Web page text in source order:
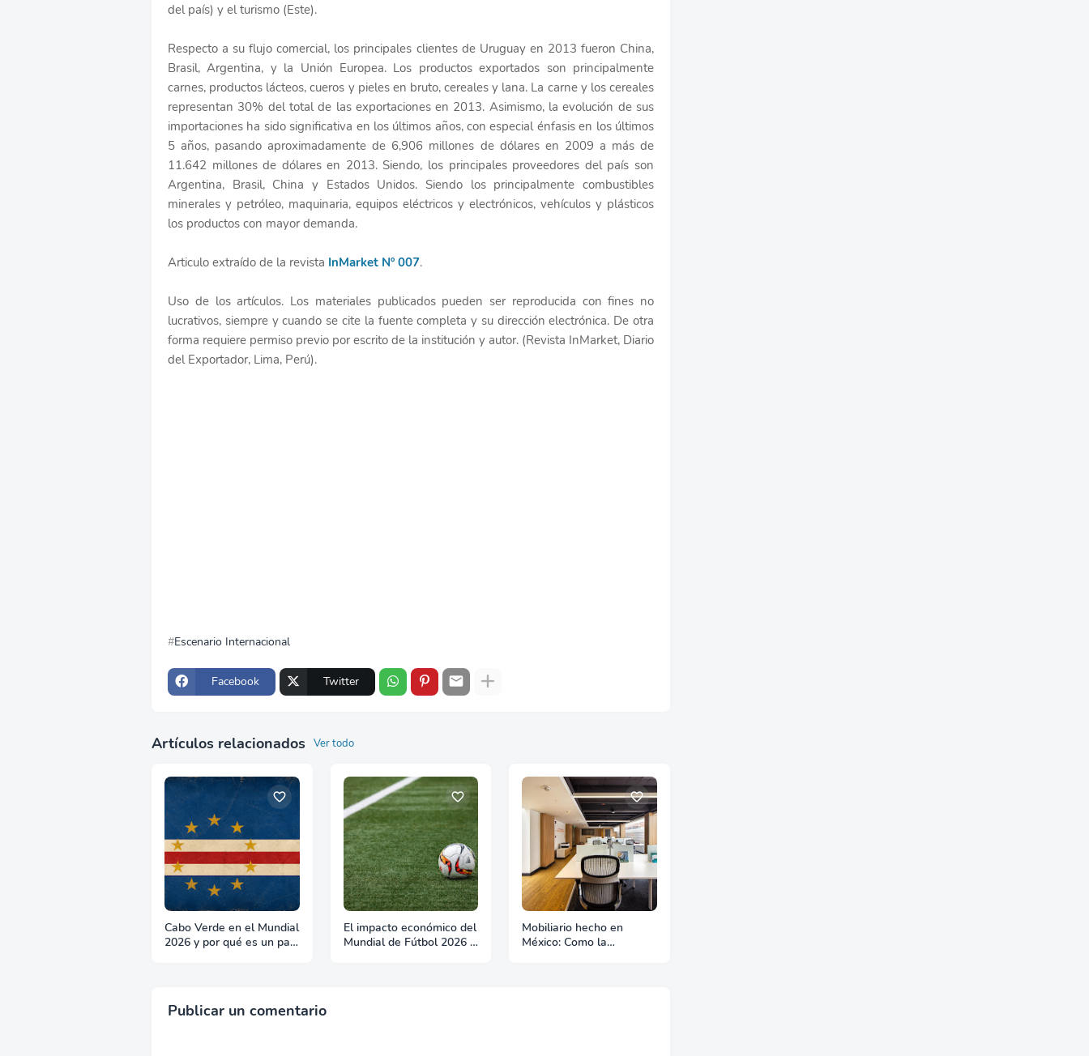
del país) y el turismo (Este).
Respecto a su flujo comercial, los principales clientes de Uruguay en 2013 fueron China,
Brasil, Argentina, y la Unión Europea. Los productos exportados son principalmente
carnes, productos lácteos, cueros y pieles en bruto, cereales y lana. La carne y los cereales
representan 30% del total de las exportaciones en 2013. Asimismo, la evolución de sus
importaciones ha sido significativa en los últimos años, con especial énfasis en los últimos
5 años, pasando aproximadamente de 6,906 millones de dólares en 2009 a más de
11.642 millones de dólares en 2013. Siendo, los principales proveedores del país son
Argentina, Brasil, China y Estados Unidos. Siendo los principalmente combustibles
minerales y petróleo, maquinaria, equipos eléctricos y electrónicos, vehículos y plásticos
los productos con mayor demanda.
Articulo extraído de la revista InMarket Nº 007.
Uso de los artículos. Los materiales publicados pueden ser reproducida con fines no
lucrativos, siempre y cuando se cite la fuente completa y su dirección electrónica. De otra
forma requiere permiso previo por escrito de la institución y autor. (Revista InMarket, Diario
del Exportador, Lima, Perú).
Escenario Internacional
Facebook Twitter
Artículos relacionados Ver todo
Cabo Verde en el Mundial
2026 y por qué es un país
El impacto económico del
Mundial de Fútbol 2026 y
Mobiliario hecho en
México: Como la
Publicar un comentario